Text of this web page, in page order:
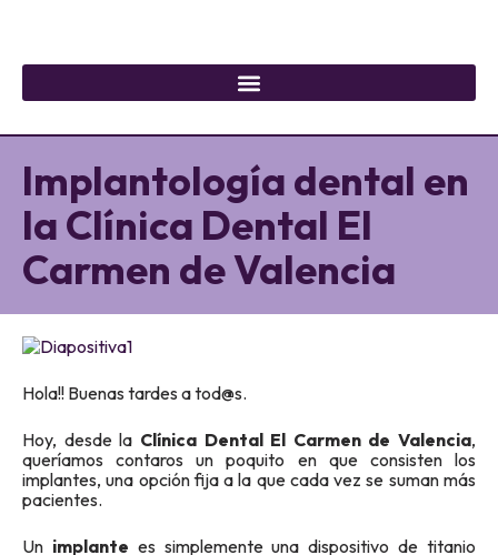
Implantología dental en
la Clínica Dental El
Carmen de Valencia
Hola!! Buenas tardes a tod@s.
Hoy, desde la Clínica Dental El Carmen de Valencia,
queríamos contaros un poquito en que consisten los
implantes, una opción fija a la que cada vez se suman más
pacientes.
Un implante es simplemente una dispositivo de titanio